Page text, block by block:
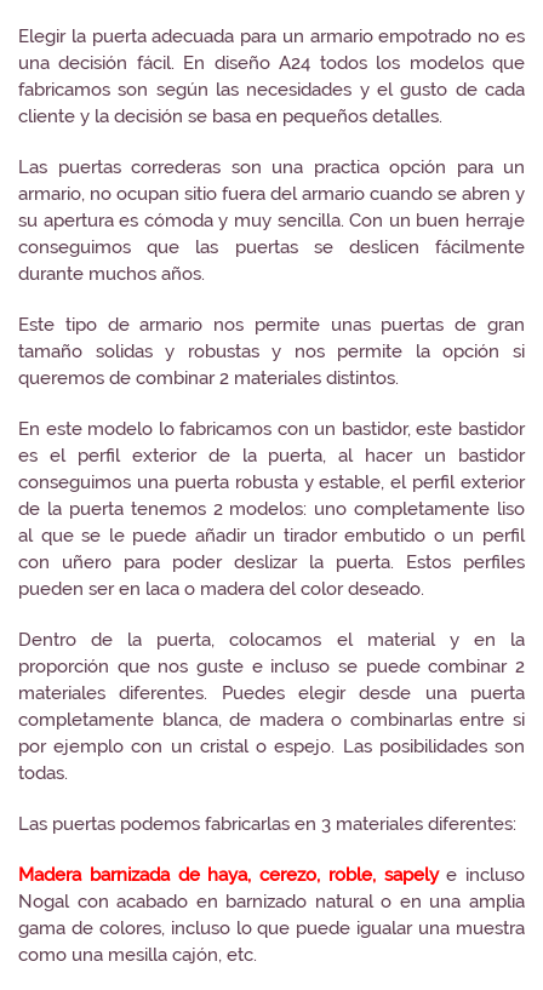
Elegir la puerta adecuada para un armario empotrado no es
una decisión fácil. En diseño A24 todos los modelos que
fabricamos son según las necesidades y el gusto de cada
cliente y la decisión se basa en pequeños detalles.
Las puertas correderas son una practica opción para un
armario, no ocupan sitio fuera del armario cuando se abren y
su apertura es cómoda y muy sencilla. Con un buen herraje
conseguimos que las puertas se deslicen fácilmente
durante muchos años.
Este tipo de armario nos permite unas puertas de gran
tamaño solidas y robustas y nos permite la opción si
queremos de combinar 2 materiales distintos.
En este modelo lo fabricamos con un bastidor, este bastidor
es el perfil exterior de la puerta, al hacer un bastidor
conseguimos una puerta robusta y estable, el perfil exterior
de la puerta tenemos 2 modelos: uno completamente liso
al que se le puede añadir un tirador embutido o un perfil
con uñero para poder deslizar la puerta. Estos perfiles
pueden ser en laca o madera del color deseado.
Dentro de la puerta, colocamos el material y en la
proporción que nos guste e incluso se puede combinar 2
materiales diferentes. Puedes elegir desde una puerta
completamente blanca, de madera o combinarlas entre si
por ejemplo con un cristal o espejo. Las posibilidades son
todas.
Las puertas podemos fabricarlas en 3 materiales diferentes:
Madera barnizada de haya, cerezo, roble, sapelye incluso
Nogal con acabado en barnizado natural o en una amplia
gama de colores, incluso lo que puede igualar una muestra
como una mesilla cajón, etc.